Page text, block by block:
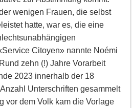
wenigen Frauen, die selbst
hatte, war es, die eine
Citoyen» nannte Noémi
zehn (!) Jahre Vorarbeit
2023 innerhalb der 18
Unterschriften gesammelt
vor dem Volk kam die Vorlage